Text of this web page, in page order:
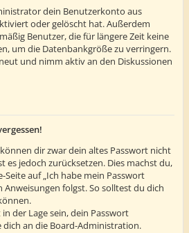
dein Benutzerkonto aus
oder gelöscht hat. Außerdem
Benutzer, die für längere Zeit keine
um die Datenbankgröße zu verringern.
und nimm aktiv an den Diskussionen
dir zwar dein altes Passwort nicht
es jedoch zurücksetzen. Dies machst du,
auf „Ich habe mein Passwort
Anweisungen folgst. So solltest du dich
der Lage sein, dein Passwort
dich an die Board-Administration.